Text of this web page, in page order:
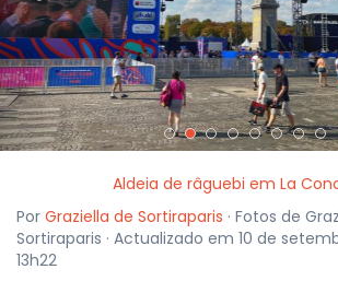
Aldeia de râguebi em La
Por Graziella de Sortiraparis · Fotos de
Sortiraparis · Actualizado em 10 de
13h22